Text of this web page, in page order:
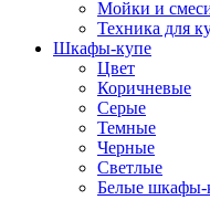
Мойки и
Техника для
Шкафы-купе
Цвет
Коричневые
Серые
Темные
Черные
Светлые
Белые шкафы-